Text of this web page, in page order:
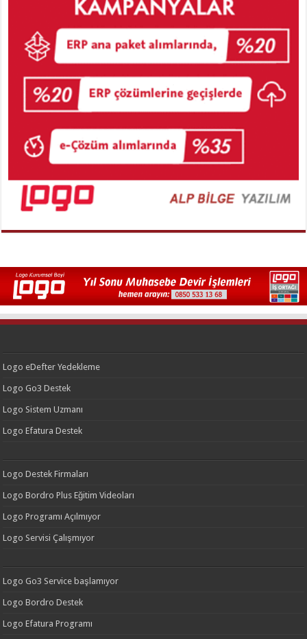
Logo eDefter Yedekleme
Logo Go3 Destek
Logo Sistem Uzmanı
Logo Efatura Destek
Logo Destek Firmaları
Logo Bordro Plus Eğitim Videoları
Logo Programı Açılmıyor
Logo Servisi Çalışmıyor
Logo Go3 Service başlamıyor
Logo Bordro Destek
Logo Efatura Programı